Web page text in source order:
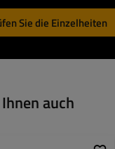
Sie die Einzelheiten
auch